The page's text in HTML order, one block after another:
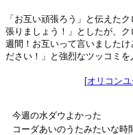
「お互い頑張ろう」と伝えた
張りましょう！」としたが、
週間！お互いって言いました
ださい！」と強烈なツッコミを
[オリコン
今週の水ダウよかった
コーダあいのうたみたいな時